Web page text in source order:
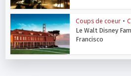
Coups de coeur •
Le Walt Disney
Francisco